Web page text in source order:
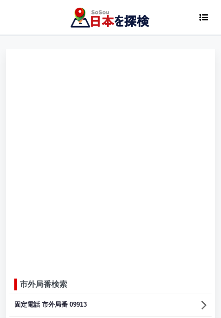
市外局番検索
固定電話 市外局番 09913